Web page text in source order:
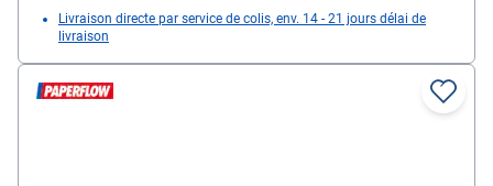
Livraison directe par service de colis, env. 14 - 21 jours délai de
livraison